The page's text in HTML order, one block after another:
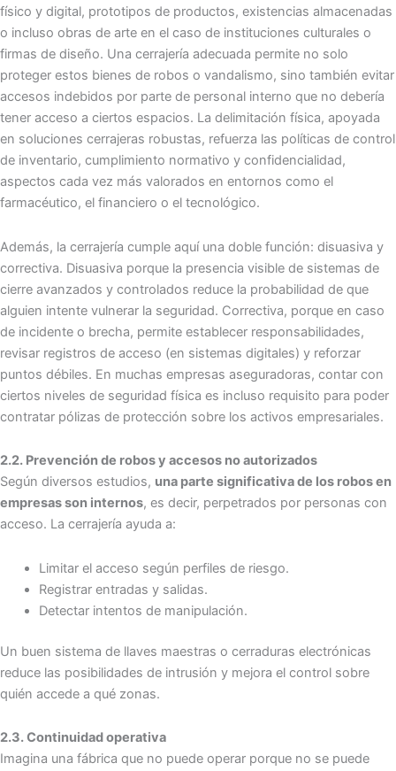
físico y digital, prototipos de productos, existencias almacenadas
o incluso obras de arte en el caso de instituciones culturales o
firmas de diseño. Una cerrajería adecuada permite no solo
proteger estos bienes de robos o vandalismo, sino también evitar
accesos indebidos por parte de personal interno que no debería
tener acceso a ciertos espacios. La delimitación física, apoyada
en soluciones cerrajeras robustas, refuerza las políticas de control
de inventario, cumplimiento normativo y confidencialidad,
aspectos cada vez más valorados en entornos como el
farmacéutico, el financiero o el tecnológico.
Además, la cerrajería cumple aquí una doble función: disuasiva y
correctiva. Disuasiva porque la presencia visible de sistemas de
cierre avanzados y controlados reduce la probabilidad de que
alguien intente vulnerar la seguridad. Correctiva, porque en caso
de incidente o brecha, permite establecer responsabilidades,
revisar registros de acceso (en sistemas digitales) y reforzar
puntos débiles. En muchas empresas aseguradoras, contar con
ciertos niveles de seguridad física es incluso requisito para poder
contratar pólizas de protección sobre los activos empresariales.
2.2. Prevención de robos y accesos no autorizados
Según diversos estudios, una parte significativa de los robos en
empresas son internos, es decir, perpetrados por personas con
acceso. La cerrajería ayuda a:
Limitar el acceso según perfiles de riesgo.
Registrar entradas y salidas.
Detectar intentos de manipulación.
Un buen sistema de llaves maestras o cerraduras electrónicas
reduce las posibilidades de intrusión y mejora el control sobre
quién accede a qué zonas.
2.3. Continuidad operativa
Imagina una fábrica que no puede operar porque no se puede